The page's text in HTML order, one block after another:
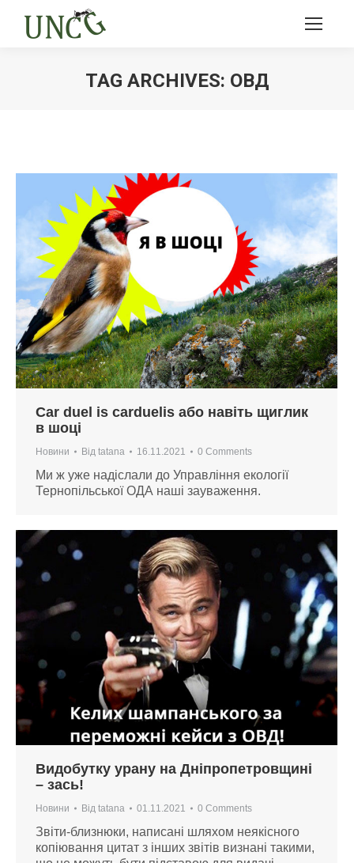
TAG ARCHIVES: ОВД
Сar duel is carduelis або навіть щиглик
в шоці
Новини Від tatana 16.11.2021 0 Comments
Ми ж уже надіслали до Управління екології
Тернопільської ОДА наші зауваження.
Видобутку урану на Дніпропетровщині
– зась!
Новини Від tatana 01.11.2021 0 Comments
Звіти-близнюки, написані шляхом неякісного
копіювання цитат з інших звітів визнані такими,